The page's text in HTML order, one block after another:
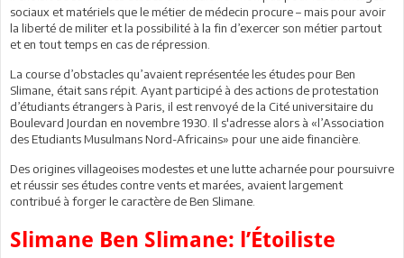
sociaux et matériels que le métier de médecin procure – mais pour avoir
la liberté de militer et la possibilité à la fin d’exercer son métier partout
et en tout temps en cas de répression.
La course d’obstacles qu’avaient représentée les études pour Ben
Slimane, était sans répit. Ayant participé à des actions de protestation
d’étudiants étrangers à Paris, il est renvoyé de la Cité universitaire du
Boulevard Jourdan en novembre 1930. Il s'adresse alors à «l’Association
des Etudiants Musulmans Nord-Africains» pour une aide financière.
Des origines villageoises modestes et une lutte acharnée pour poursuivre
et réussir ses études contre vents et marées, avaient largement
contribué à forger le caractère de Ben Slimane.
Slimane Ben Slimane: l’Étoiliste